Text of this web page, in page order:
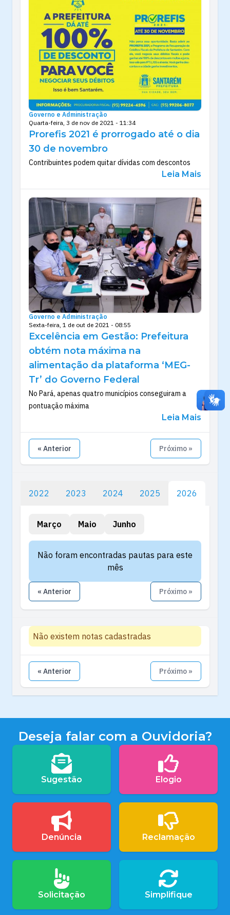
Governo e Administração
Quarta-feira, 3 de nov de 2021 - 11:34
Prorefis 2021 é prorrogado até o dia
30 de novembro
Contribuintes podem quitar dívidas com descontos
Leia Mais
Governo e Administração
Sexta-feira, 1 de out de 2021 - 08:55
Excelência em Gestão: Prefeitura
obtém nota máxima na
alimentação da plataforma ‘MEG-
Tr’ do Governo Federal
No Pará, apenas quatro municípios conseguiram a
pontuação máxima
Leia Mais
« Anterior Próximo »
2022 2023 2024 2025 2026
Março Maio Junho
Não foram encontradas pautas para este
mês
« Anterior Próximo »
Não existem notas cadastradas
« Anterior Próximo »
Deseja falar com a Ouvidoria?
Sugestão Elogio
Denúncia Reclamação
Solicitação Simplifique